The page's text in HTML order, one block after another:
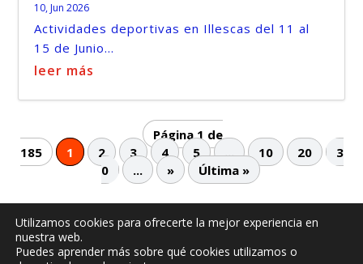
10, Jun 2026
Actividades deportivas en Illescas del 11 al
15 de Junio...
leer más
Página 1 de
185
1 2 3 4 5 ... 10 20
3
0
... » Última »
© -
Utilizamos cookies para ofrecerte la mejor experiencia en
nuestra web.
Puedes aprender más sobre qué cookies utilizamos o